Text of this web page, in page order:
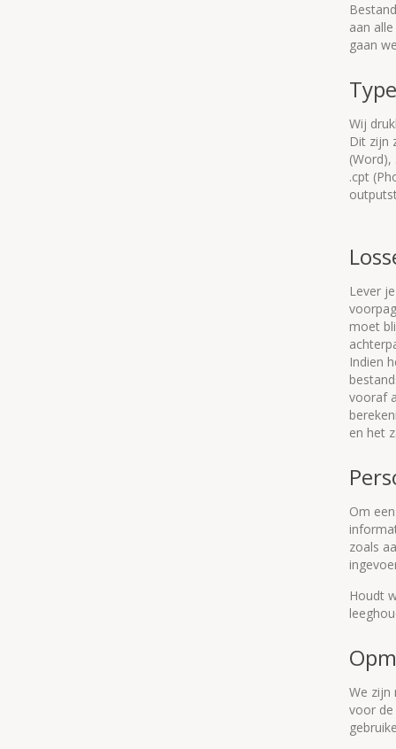
aan
gaan
Wij
Dit zijn
(Word),
.cpt
Lever
moet
Indien
vooraf
en het
Om
zoals
Houdt
We zijn
voor de